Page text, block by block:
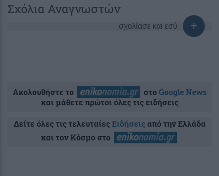
Σχόλια Αναγνωστών
σχολίασε και εσύ
Ακολουθήστε το στοGoogle News
και μάθετε πρώτοι όλες τις ειδήσεις
Δείτε όλες τις τελευταίεςΕιδήσειςαπό την Ελλάδα
και τον Κόσμο στο